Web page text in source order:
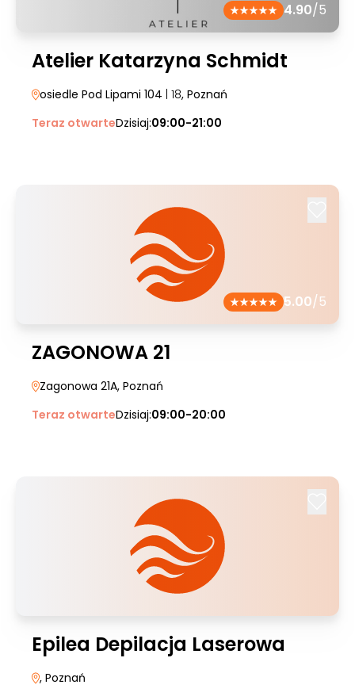
4.90/5
Atelier Katarzyna Schmidt
osiedle Pod Lipami 104 | 18, Poznań
Teraz otwarteDzisiaj:09:00-21:00
5.00/5
ZAGONOWA 21
Zagonowa 21A, Poznań
Teraz otwarteDzisiaj:09:00-20:00
Epilea Depilacja Laserowa
, Poznań